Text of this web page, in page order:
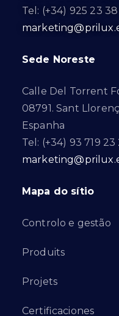
Tel: (+34) 925 23 38
Sede Noreste
Calle Del Torrent
08791. Sant
Espanha
Tel: (+34) 93 719 23
Mapa do sítio
Controlo e gestão
Produits
Projets
Certificaciones